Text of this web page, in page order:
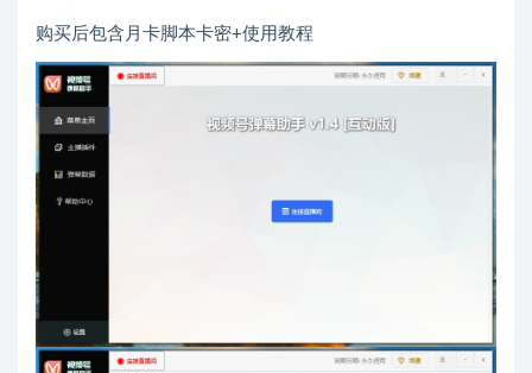
购买后包含月卡脚本卡密+使用教程